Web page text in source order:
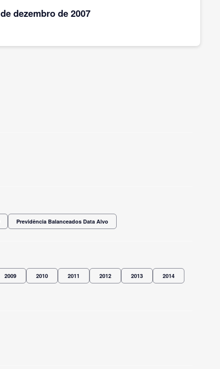
de dezembrode 2007
Previdência Balanceados Data Alvo
2009 2010 2011 2012 2013 2014